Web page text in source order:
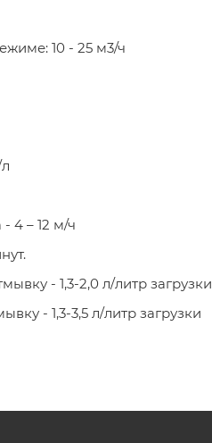
10 - 25 м3/ч
4 – 12 м/ч
- 1,3-2,0 л/литр загрузки
- 1,3-3,5 л/литр загрузки